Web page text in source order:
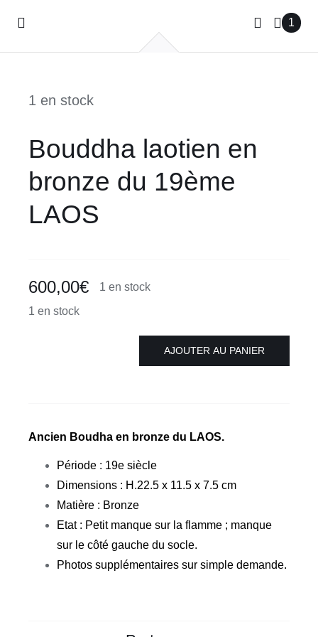
Toggle
PHOTOS DE VOYAGES
1
1 en stock
Bouddha laotien en
bronze du 19ème
LAOS
600,00€
1 en stock
1 en stock
en
du
19ème
LAOS
AJOUTER AU PANIER
Ancien Boudha en bronze du LAOS.
Période : 19e siècle
Dimensions : H.22.5 x 11.5 x 7.5 cm
Matière : Bronze
Etat : Petit manque sur la flamme ; manque
sur le côté gauche du socle.
Photos supplémentaires sur simple demande.